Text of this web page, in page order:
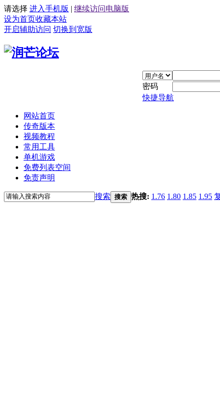
请选择 进入手机版 | 继续访问电脑版
设为首页收藏本站
开启辅助访问 切换到宽版
密码
快捷导航
网站首页
传奇版本
视频教程
常用工具
单机游戏
免费列表空间
免责声明
搜索 搜索 热搜: 1.76 1.80 1.85 1.95